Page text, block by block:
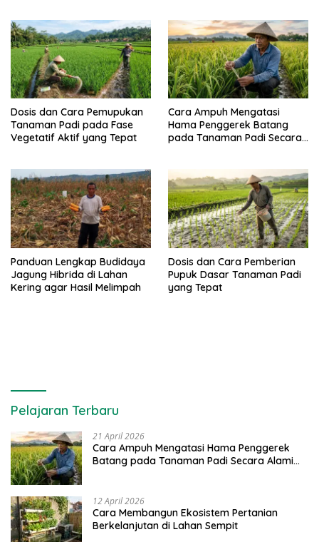
Dosis dan Cara Pemupukan
Tanaman Padi pada Fase
Vegetatif Aktif yang Tepat
Cara Ampuh Mengatasi
Hama Penggerek Batang
pada Tanaman Padi Secara
Panduan Lengkap Budidaya
Jagung Hibrida di Lahan
Kering agar Hasil Melimpah
Dosis dan Cara Pemberian
Pupuk Dasar Tanaman Padi
yang Tepat
Pelajaran Terbaru
21 April 2026
Cara Ampuh Mengatasi Hama Penggerek
Batang pada Tanaman Padi Secara Alami
12 April 2026
Cara Membangun Ekosistem Pertanian
Berkelanjutan di Lahan Sempit